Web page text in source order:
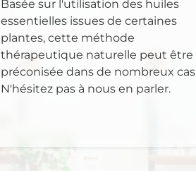
Basée sur l'utilisation des huiles
essentielles issues de certaines
plantes, cette méthode
thérapeutique naturelle peut être
préconisée dans de nombreux
N'hésitez pas à nous en parler.